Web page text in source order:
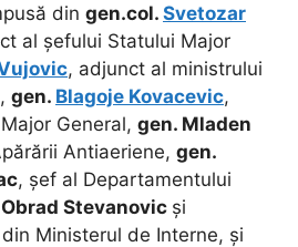
din gen.col. Svetozar
al șefului Statului Major
, adjunct al ministrului
gen. Blagoje Kovacevic,
General, gen. Mladen
Antiaeriene, gen.
, șef al Departamentului
Stevanovic și
Ministerul de Interne, și